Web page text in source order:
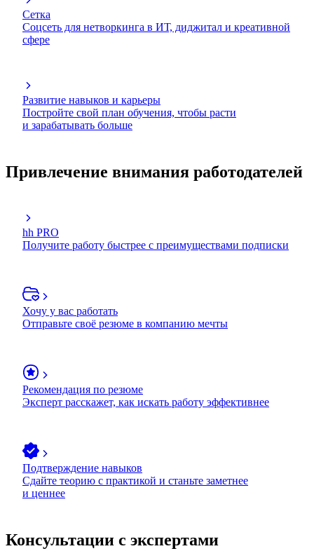
Сетка
Соцсеть для нетворкинга в ИТ, диджитал и креативной
сфере
Развитие навыков и карьеры
Постройте свой план обучения, чтобы расти
и зарабатывать больше
Привлечение внимания работодателей
hh PRO
Получите работу быстрее с преимуществами подписки
Хочу у вас работать
Отправьте своё резюме в компанию мечты
Рекомендация по резюме
Эксперт расскажет, как искать работу эффективнее
Подтверждение навыков
Сдайте теорию с практикой и станьте заметнее
и ценнее
Консультации с экспертами